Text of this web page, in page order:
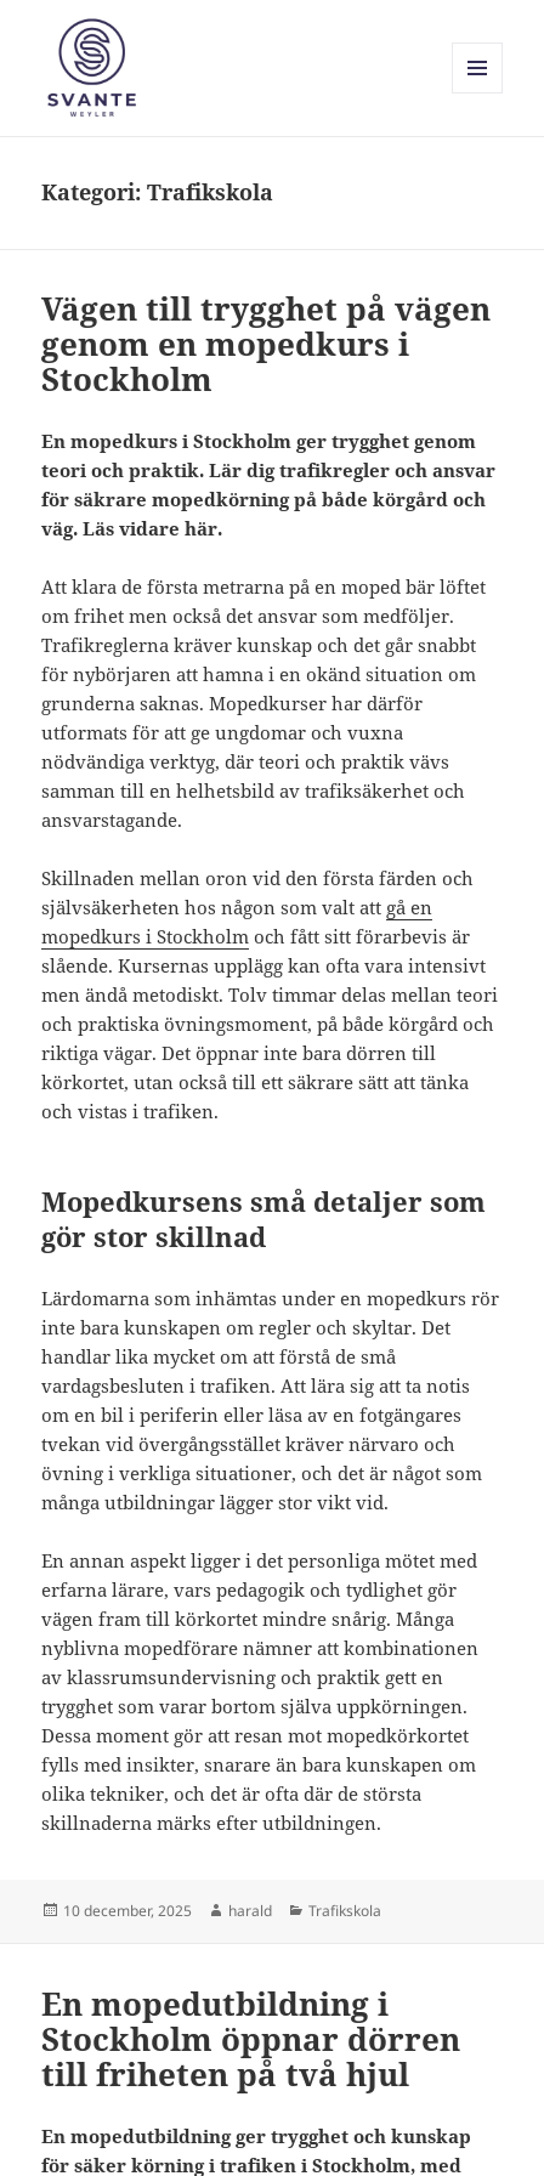
Kategori:Trafikskola
Vägen till trygghet på vägen
genom en mopedkurs i
Stockholm
En mopedkurs i Stockholm ger trygghet genom
teori och praktik. Lär dig trafikregler och ansvar
för säkrare mopedkörning på både körgård och
väg. Läs vidare här.
Att klara de första metrarna på en moped bär löftet
om frihet men också det ansvar som medföljer.
Trafikreglerna kräver kunskap och det går snabbt
för nybörjaren att hamna i en okänd situation om
grunderna saknas. Mopedkurser har därför
utformats för att ge ungdomar och vuxna
nödvändiga verktyg, där teori och praktik vävs
samman till en helhetsbild av trafiksäkerhet och
ansvarstagande.
Skillnaden mellan oron vid den första färden och
självsäkerheten hos någon som valt att gå en
mopedkurs i Stockholm och fått sitt förarbevis är
slående. Kursernas upplägg kan ofta vara intensivt
men ändå metodiskt. Tolv timmar delas mellan teori
och praktiska övningsmoment, på både körgård och
riktiga vägar. Det öppnar inte bara dörren till
körkortet, utan också till ett säkrare sätt att tänka
och vistas i trafiken.
Mopedkursens små detaljer som
gör stor skillnad
Lärdomarna som inhämtas under en mopedkurs rör
inte bara kunskapen om regler och skyltar. Det
handlar lika mycket om att förstå de små
vardagsbesluten i trafiken. Att lära sig att ta notis
om en bil i periferin eller läsa av en fotgängares
tvekan vid övergångsstället kräver närvaro och
övning i verkliga situationer, och det är något som
många utbildningar lägger stor vikt vid.
En annan aspekt ligger i det personliga mötet med
erfarna lärare, vars pedagogik och tydlighet gör
vägen fram till körkortet mindre snårig. Många
nyblivna mopedförare nämner att kombinationen
av klassrumsundervisning och praktik gett en
trygghet som varar bortom själva uppkörningen.
Dessa moment gör att resan mot mopedkörkortet
fylls med insikter, snarare än bara kunskapen om
olika tekniker, och det är ofta där de största
skillnaderna märks efter utbildningen.
Postat
10 december, 2025 Författare
harald Kategorier
Trafikskola
En mopedutbildning i
Stockholm öppnar dörren
till friheten på två hjul
En mopedutbildning ger trygghet och kunskap
för säker körning i trafiken i Stockholm, med